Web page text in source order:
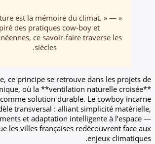
« L’architecture est la mémoire du
Inspiré des pratiques cow-boy
méditerranéennes, ce savoir-faire
En France, ce principe se retrouve
rénovation thermique, où la **ventilation
est mise en avant comme solution durable.
donc un modèle transversal : alliant
résistance aux éléments et adaptation
des valeurs que les villes françaises